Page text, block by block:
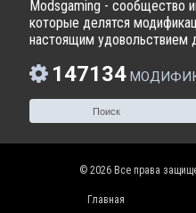
Modsgaming - сообщество
которые делятся
настоящим удовольствием
147134
© 2026 Все права
Главная